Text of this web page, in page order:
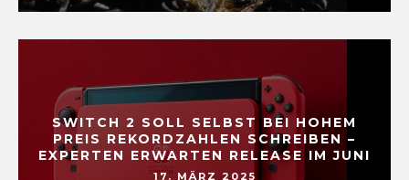
SWITCH 2 SOLL SELBST BEI HOHEM
PREIS REKORDZAHLEN SCHREIBEN –
EXPERTEN ERWARTEN RELEASE IM JUNI
17. MÄRZ 2025